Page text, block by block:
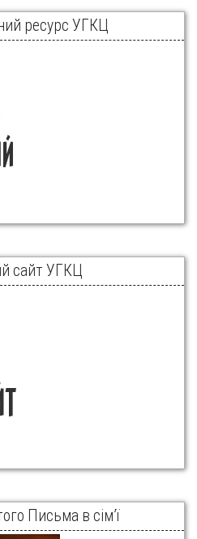
ресурс УГКЦ
сайт УГКЦ
Письма в сім’ї